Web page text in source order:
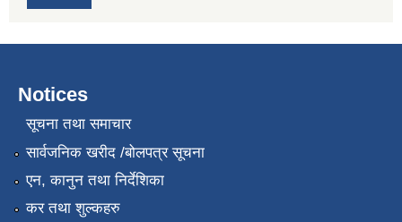
Notices
सूचना तथा समाचार
सार्वजनिक खरीद /बोलपत्र सूचना
एन, कानुन तथा निर्देशिका
कर तथा शुल्कहरु